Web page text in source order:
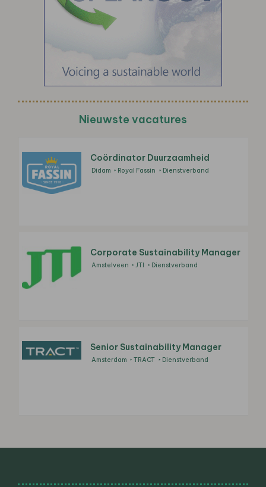
Nieuwste vacatures
Coördinator Duurzaamheid
Didam Royal Fassin Dienstverband
Corporate Sustainability Manager
Amstelveen JTI Dienstverband
Senior Sustainability Manager
Amsterdam TRACT Dienstverband